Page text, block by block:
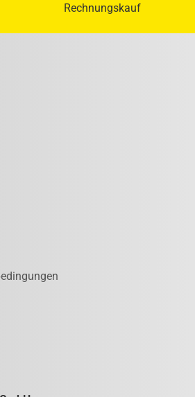
Rechnungskauf